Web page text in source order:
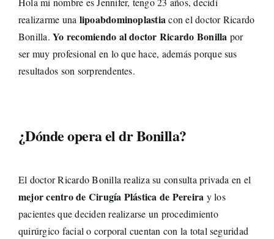
realizarme una lipoabdominoplastiacon el doctor Ricardo
Bonilla.Yo recomiendo al doctor Ricardo Bonilla por
ser muy profesional en lo que hace, además porque sus
resultados son sorprendentes.
¿Dónde opera el dr Bonilla?
El doctor Ricardo Bonilla realiza su consulta privada en el
mejor centro de Cirugía Plástica de Pereira y los
pacientes que deciden realizarse un procedimiento
quirúrgico facial o corporal cuentan con la total seguridad